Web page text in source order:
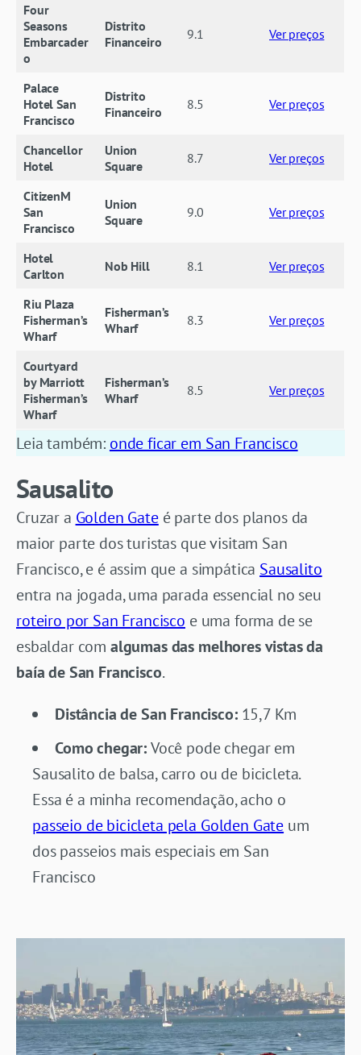
Four
Seasons
Embarcader
o
Distrito
Financeiro
9.1 Ver preços
Palace
Hotel San
Francisco
Distrito
Financeiro
8.5 Ver preços
Chancellor
Hotel
Union
Square
8.7 Ver preços
CitizenM
San
Francisco
Union
Square
9.0 Ver preços
Hotel
Carlton
Nob Hill 8.1 Ver preços
Riu Plaza
Fisherman’s
Wharf
Fisherman’s
Wharf
8.3 Ver preços
Courtyard
by Marriott
Fisherman’s
Wharf
Fisherman’s
Wharf
8.5 Ver preços
Leia também: onde ficar em San Francisco
Sausalito
Cruzar a Golden Gateé parte dos planos da
maior parte dos turistas que visitam San
Francisco, e é assim que a simpática Sausalito
entra na jogada, uma parada essencial no seu
roteiro por San Francisco e uma forma de se
esbaldar com algumas das melhores vistas da
baía de San Francisco.
Distância de San Francisco:15,7 Km
Como chegar:Você pode chegar em
Sausalito de balsa, carro ou de bicicleta.
Essa é a minha recomendação, acho o
passeio de bicicleta pela Golden Gate um
dos passeios mais especiais em San
Francisco